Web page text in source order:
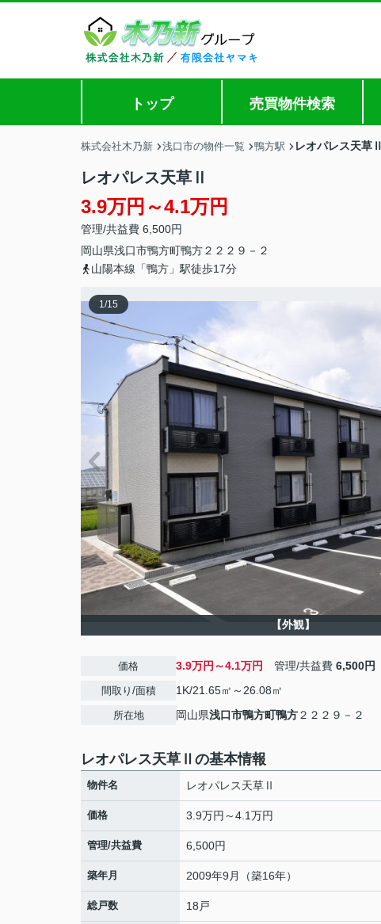
トップ 売買物件検索
株式会社木乃新 浅口市の物件一覧 鴨方駅 レオパレス天草Ⅱ
レオパレス天草Ⅱ
3.9万円～4.1万円
管理/共益費 6,500円
岡山県浅口市鴨方町鴨方２２２９－２
山陽本線「鴨方」駅徒歩17分
1/15
【外観】
価格 3.9万円～4.1万円 管理/共益費 6,500円
間取り/面積 1K/21.65㎡～26.08㎡
所在地 岡山県浅口市鴨方町鴨方２２２９－２
レオパレス天草Ⅱの基本情報
物件名 レオパレス天草Ⅱ
価格 3.9万円～4.1万円
管理/共益費 6,500円
築年月 2009年9月（築16年）
総戸数 18戸